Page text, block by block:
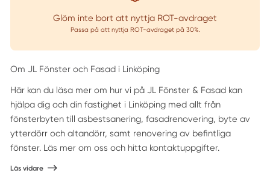
Glöm inte bort att nyttja ROT-avdraget
Passa på att nyttja ROT-avdraget på 30%.
Om JL Fönster och Fasad i Linköping
Här kan du läsa mer om hur vi på JL Fönster & Fasad kan
hjälpa dig och din fastighet i Linköping med allt från
fönsterbyten till asbestsanering, fasadrenovering, byte av
ytterdörr och altandörr, samt renovering av befintliga
fönster. Läs mer om oss och hitta kontaktuppgifter.
Läs vidare